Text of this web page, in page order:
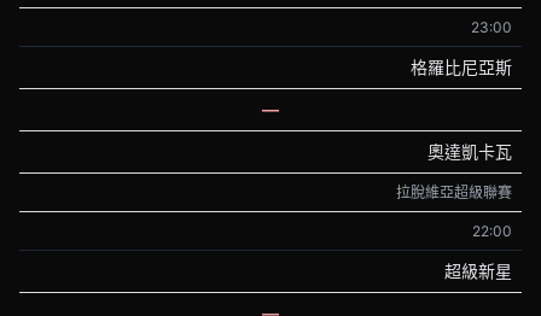
23:00
格羅比尼亞斯
—
奧達凱卡瓦
拉脫維亞超級聯賽
22:00
超級新星